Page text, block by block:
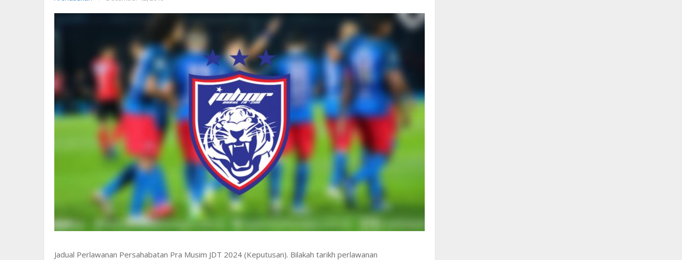
Jadual Perlawanan Persahabatan Pra Musim JDT 2024 (Keputusan). Bilakah tarikh perlawanan